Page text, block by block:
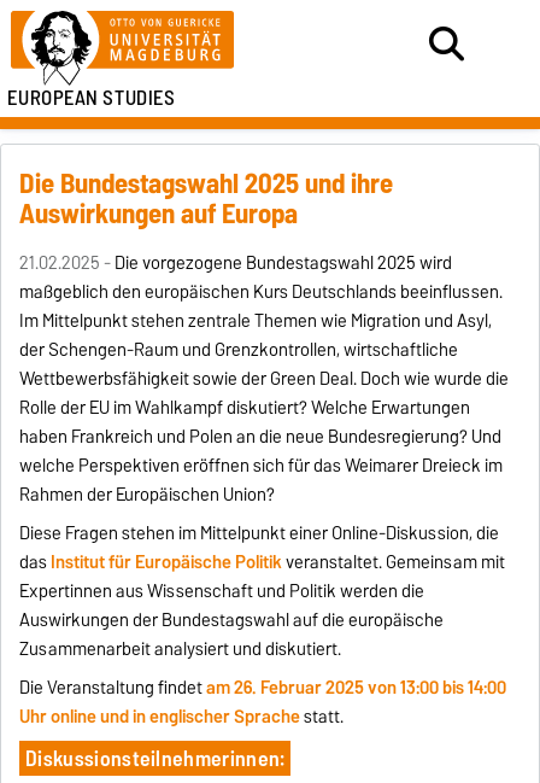
EUROPEAN STUDIES
Die Bundestagswahl 2025 und ihre
Auswirkungen auf Europa
21.02.2025 -Die vorgezogene Bundestagswahl 2025 wird
maßgeblich den europäischen Kurs Deutschlands beeinflussen.
Im Mittelpunkt stehen zentrale Themen wie Migration und Asyl,
der Schengen-Raum und Grenzkontrollen, wirtschaftliche
Wettbewerbsfähigkeit sowie der Green Deal. Doch wie wurde die
Rolle der EU im Wahlkampf diskutiert? Welche Erwartungen
haben Frankreich und Polen an die neue Bundesregierung? Und
welche Perspektiven eröffnen sich für das Weimarer Dreieck im
Rahmen der Europäischen Union?
Diese Fragen stehen im Mittelpunkt einer Online-Diskussion, die
dasInstitut für Europäische Politikveranstaltet. Gemeinsam mit
Expertinnen aus Wissenschaft und Politik werden die
Auswirkungen der Bundestagswahl auf die europäische
Zusammenarbeit analysiert und diskutiert.
Die Veranstaltung findetam 26. Februar 2025 von 13:00 bis 14:00
Uhr online und in englischer Sprachestatt.
Diskussionsteilnehmerinnen: